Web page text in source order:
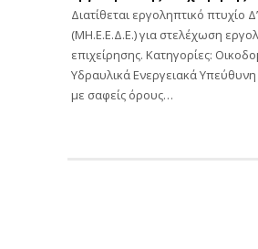
Διατίθεται εργοληπτικό πτυχίο
(ΜΗ.Ε.Ε.Δ.Ε.) για στελέχωση
επιχείρησης. Κατηγορίες:
Υδραυλικά Ενεργειακά
με σαφείς όρους…